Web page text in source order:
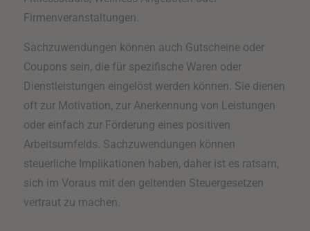
Firmenveranstaltungen.
Sachzuwendungen können auch Gutscheine oder
Coupons sein, die für spezifische Waren oder
Dienstleistungen eingelöst werden können. Sie dienen
oft zur Motivation, zur Anerkennung von Leistungen
oder einfach zur Förderung eines positiven
Arbeitsumfelds. Sachzuwendungen können
steuerliche Implikationen haben, daher ist es ratsam,
sich im Voraus mit den geltenden Steuergesetzen
vertraut zu machen.